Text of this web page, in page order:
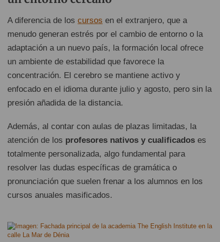
A diferencia de los cursos en el extranjero, que a
menudo generan estrés por el cambio de entorno o la
adaptación a un nuevo país, la formación local ofrece
un ambiente de estabilidad que favorece la
concentración. El cerebro se mantiene activo y
enfocado en el idioma durante julio y agosto, pero sin la
presión añadida de la distancia.
Además, al contar con aulas de plazas limitadas, la
atención de los profesores nativos y cualificados es
totalmente personalizada, algo fundamental para
resolver las dudas específicas de gramática o
pronunciación que suelen frenar a los alumnos en los
cursos anuales masificados.